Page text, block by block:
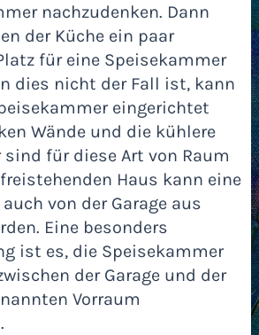
nachzudenken. Dann
der Küche ein paar
für eine Speisekammer
dies nicht der Fall ist, kann
eingerichtet
Wände und die kühlere
für diese Art von Raum
Haus kann eine
von der Garage aus
Eine besonders
ist es, die Speisekammer
der Garage und der
Vorraum